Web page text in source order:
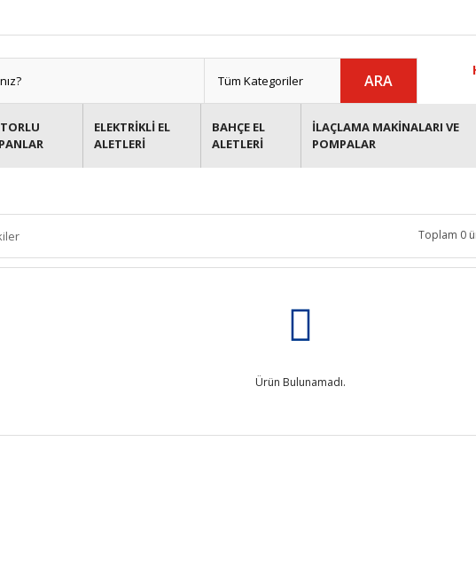
ARA
ELEKTRİKLİ EL
ALETLERİ
BAHÇE EL
ALETLERİ
İLAÇLAMA MAKİNALARI VE
POMPALAR
Toplam 0
Ürün Bulunamadı.